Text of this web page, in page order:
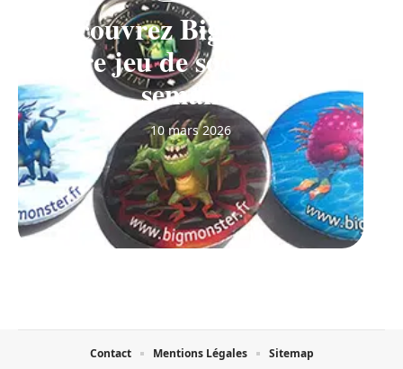
Découvrez Big Monster,
notre jeu de société de la
semaine
10 mars 2026
Contact Mentions Légales Sitemap